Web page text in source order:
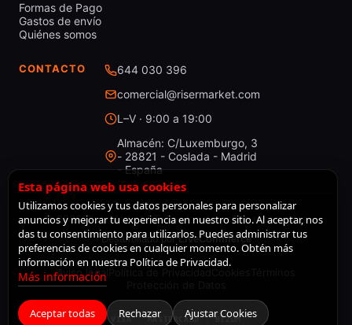
Formas de Pago
Gastos de envío
Quiénes somos
CONTACTO
644 030 396
comercial@risermarket.com
L–V · 9:00 a 19:00
Almacén: C/Luxemburgo, 3
- 28821 - Coslada - Madrid
- España
© 2026 RiserMarket · Todos los derechos reservados
Desarrollado porLiveCommerce
Aviso legal
VISA MASTERCARD BIZUM
Esta página web usa cookies
Utilizamos cookies y tus datos personales para personalizar
anuncios y mejorar tu experiencia en nuestro sitio. Al aceptar, nos
das tu consentimiento para utilizarlos. Puedes administrar tus
preferencias de cookies en cualquier momento. Obtén más
información en nuestra Política de Privacidad.
Más información
Aceptar todas Rechazar Ajustar Cookies